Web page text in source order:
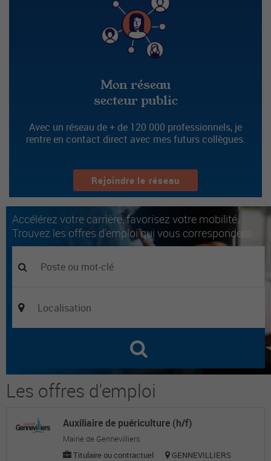
Mon réseau
secteur public
Avec un réseau de + de 120 000 professionnels, je
rentre en contact direct avec mes futurs collègues.
Rejoindre le réseau
Accélérez votre carrière, favorisez votre mobilité.
Trouvez les offres d'emploi qui vous correspondent.
Les offres d'emploi
Auxiliaire de puériculture (h/f)
Mairie de Gennevilliers
Titulaire ou contractuel
GENNEVILLIERS